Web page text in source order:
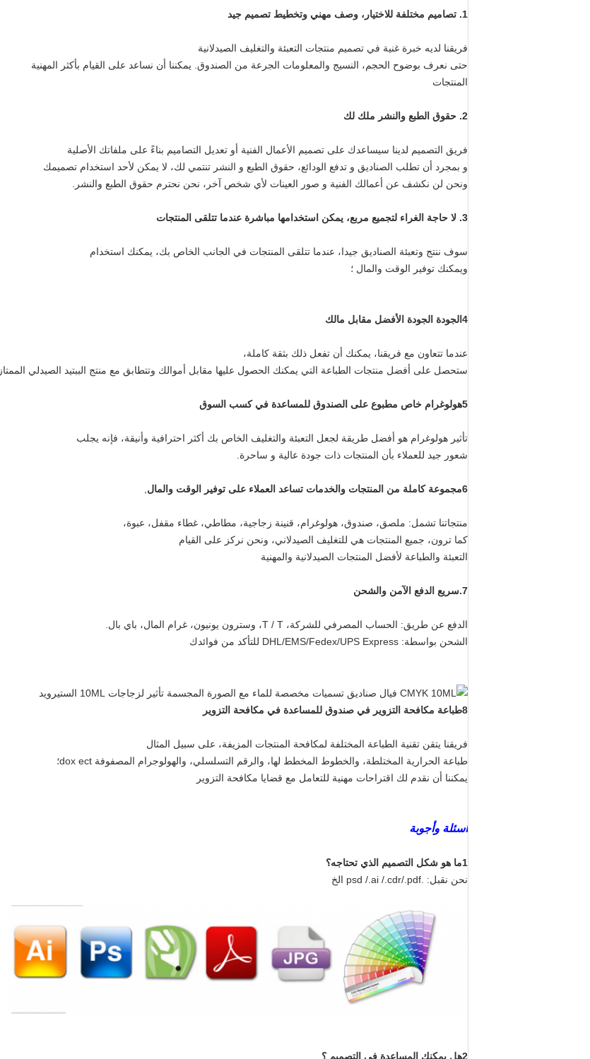
1. تصاميم مختلفة للاختيار، وصف مهني وتخطيط تصميم جيد
فريقنا لديه خبرة غنية في تصميم منتجات التعبئة والتغليف الصيدلانية
حتى نعرف بوضوح الحجم، النسيج والمعلومات الجرعة من الصندوق. يمكننا أن نساعد على القيام بأكثر المهنية
المنتجات
2. حقوق الطبع والنشر ملك لك
فريق التصميم لدينا سيساعدك على تصميم الأعمال الفنية أو تعديل التصاميم بناءً على ملفاتك الأصلية
و بمجرد أن تطلب الصناديق و تدفع الودائع، حقوق الطبع و النشر تنتمي لك، لا يمكن لأحد استخدام تصميمك
ونحن لن نكشف عن أعمالك الفنية و صور العينات لأي شخص آخر، نحن نحترم حقوق الطبع والنشر.
3. لا حاجة الغراء لتجميع مربع، يمكن استخدامها مباشرة عندما تتلقى المنتجات
سوف ننتج وتعبئة الصناديق جيدا، عندما تتلقى المنتجات في الجانب الخاص بك، يمكنك استخدام
ويمكنك توفير الوقت والمال ؛
4الجودة الجودة الأفضل مقابل مالك
عندما تتعاون مع فريقنا، يمكنك أن تفعل ذلك بثقة كاملة،
ستحصل على أفضل منتجات الطباعة التي يمكنك الحصول عليها مقابل أموالك وتتطابق مع منتج الببتيد الصيدلي الممتاز
5هولوغرام خاص مطبوع على الصندوق للمساعدة في كسب السوق
تأثير هولوغرام هو أفضل طريقة لجعل التعبئة والتغليف الخاص بك أكثر احترافية وأنيقة، فإنه يجلب
شعور جيد للعملاء بأن المنتجات ذات جودة عالية و ساحرة.
6مجموعة كاملة من المنتجات والخدمات تساعد العملاء على توفير الوقت والمال
منتجاتنا تشمل: ملصق، صندوق، هولوغرام، قنينة زجاجية، مطاطي، غطاء مقفل، عبوة،
كما ترون، جميع المنتجات هي للتغليف الصيدلاني، ونحن نركز على القيام
التعبئة والطباعة لأفضل المنتجات الصيدلانية والمهنية
7.سريع الدفع الآمن والشحن
الدفع عن طريق: الحساب المصرفي للشركة، T / T، وسترون يونيون، غرام المال، باي بال.
الشحن بواسطة: DHL/EMS/Fedex/UPS Express للتأكد من فوائدك
8طباعة مكافحة التزوير في صندوق للمساعدة في مكافحة التزوير
فريقنا يتقن تقنية الطباعة المختلفة لمكافحة المنتجات المزيفة، على سبيل المثال
طباعة الحرارية المختلطة، والخطوط المخطط لها، والرقم التسلسلي، والهولوجرام المصفوفة dox ect؛
يمكننا أن نقدم لك اقتراحات مهنية للتعامل مع قضايا مكافحة التزوير
أسئلة وأجوبة
1ما هو شكل التصميم الذي تحتاجه؟
نحن نقبل: .psd /.ai /.cdr/.pdf الخ
2هل يمكنك المساعدة في التصميم ؟